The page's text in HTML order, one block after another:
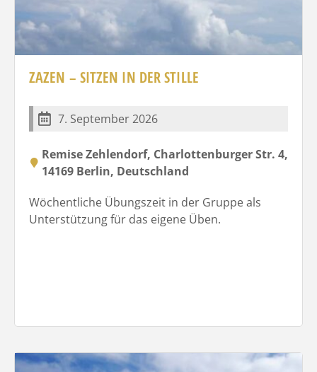
ZAZEN – SITZEN IN DER STILLE
7. September 2026
Remise Zehlendorf, Charlottenburger Str. 4,
14169 Berlin, Deutschland
Wöchentliche Übungszeit in der Gruppe als
Unterstützung für das eigene Üben.